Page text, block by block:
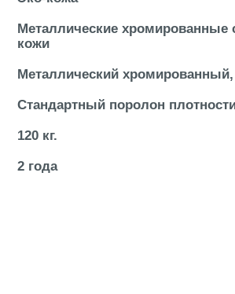
Металлические хромированные
кожи
Металлический
Стандартный поролон
120 кг.
2 года